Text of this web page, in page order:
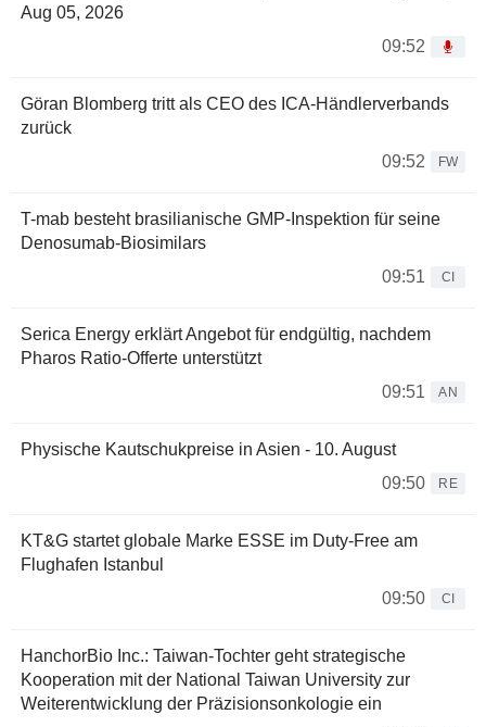
Aug 05, 2026
09:52
Göran Blomberg tritt als CEO des ICA-Händlerverbands
zurück
09:52
FW
T-mab besteht brasilianische GMP-Inspektion für seine
Denosumab-Biosimilars
09:51
CI
Serica Energy erklärt Angebot für endgültig, nachdem
Pharos Ratio-Offerte unterstützt
09:51
AN
Physische Kautschukpreise in Asien - 10. August
09:50
RE
KT&G startet globale Marke ESSE im Duty-Free am
Flughafen Istanbul
09:50
CI
HanchorBio Inc.: Taiwan-Tochter geht strategische
Kooperation mit der National Taiwan University zur
Weiterentwicklung der Präzisionsonkologie ein